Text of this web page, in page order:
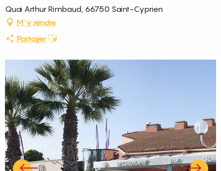
Quai Arthur Rimbaud, 66750 Saint-Cyprien
M'y rendre
PartagerAjouter aux favoris